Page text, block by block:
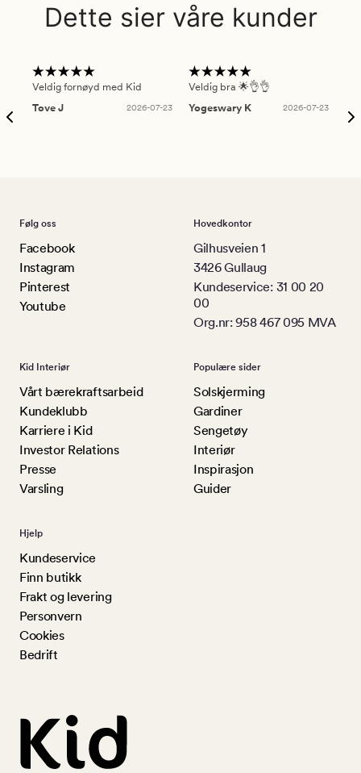
Dette sier våre kunder
Veldig fornøyd med Kid
Tove J
2026-07-23
Veldig bra 🌟👌👌
Yogeswary K
2026-07-23
Følg oss
Facebook
Instagram
Pinterest
Youtube
Hovedkontor
Gilhusveien 1
3426 Gullaug
Kundeservice: 31 00 20
00
Org.nr: 958 467 095 MVA
Kid Interiør
Vårt bærekraftsarbeid
Kundeklubb
Karriere i Kid
Investor Relations
Presse
Varsling
Populære sider
Solskjerming
Gardiner
Sengetøy
Interiør
Inspirasjon
Guider
Hjelp
Kundeservice
Finn butikk
Frakt og levering
Personvern
Cookies
Bedrift